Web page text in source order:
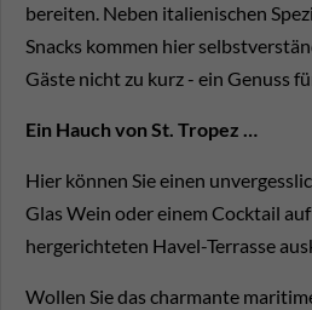
bereiten. Neben italienischen
Snacks kommen hier
Gäste nicht zu kurz - ein Genuss
Ein Hauch von St. Tropez …
Hier können Sie einen
Glas Wein oder einem Cocktail
hergerichteten Havel-Terrasse
Wollen Sie das charmante